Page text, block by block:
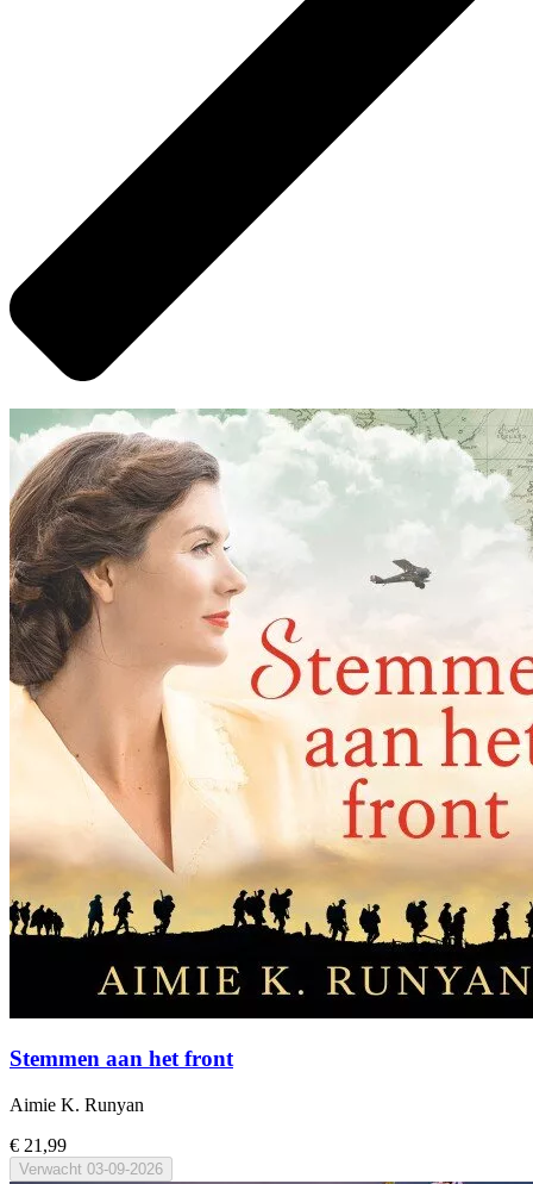
Stemmen aan het front
Aimie K. Runyan
€ 21,99
Verwacht 03-09-2026